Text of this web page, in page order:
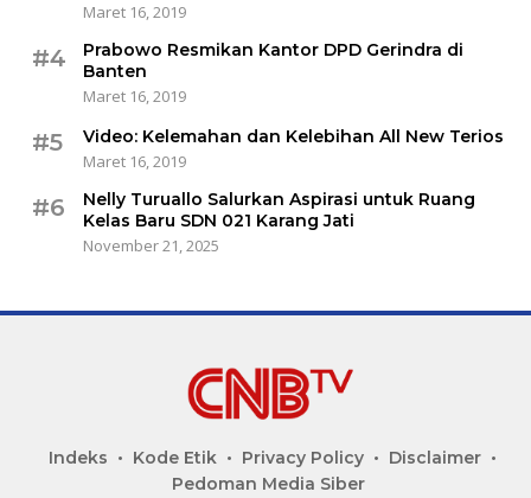
Maret 16, 2019
#4
Prabowo Resmikan Kantor DPD Gerindra di
Banten
Maret 16, 2019
#5
Video: Kelemahan dan Kelebihan All New Terios
Maret 16, 2019
#6
Nelly Turuallo Salurkan Aspirasi untuk Ruang
Kelas Baru SDN 021 Karang Jati
November 21, 2025
Indeks Kode Etik Privacy Policy
Disclaimer
Pedoman Media Siber